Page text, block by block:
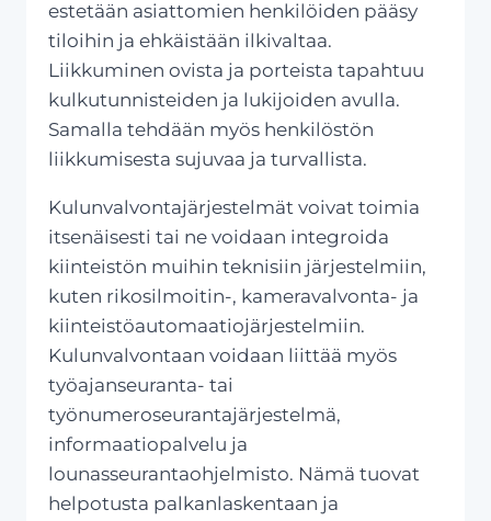
estetään asiattomien henkilöiden pääsy
tiloihin ja ehkäistään ilkivaltaa.
Liikkuminen ovista ja porteista tapahtuu
kulkutunnisteiden ja lukijoiden avulla.
Samalla tehdään myös henkilöstön
liikkumisesta sujuvaa ja turvallista.
Kulunvalvontajärjestelmät voivat toimia
itsenäisesti tai ne voidaan integroida
kiinteistön muihin teknisiin järjestelmiin,
kuten rikosilmoitin-, kameravalvonta- ja
kiinteistöautomaatiojärjestelmiin.
Kulunvalvontaan voidaan liittää myös
työajanseuranta- tai
työnumeroseurantajärjestelmä,
informaatiopalvelu ja
lounasseurantaohjelmisto. Nämä tuovat
helpotusta palkanlaskentaan ja